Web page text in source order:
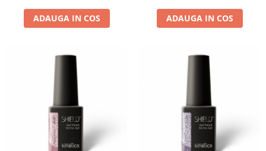
ADAUGA IN COS ADAUGA IN COS